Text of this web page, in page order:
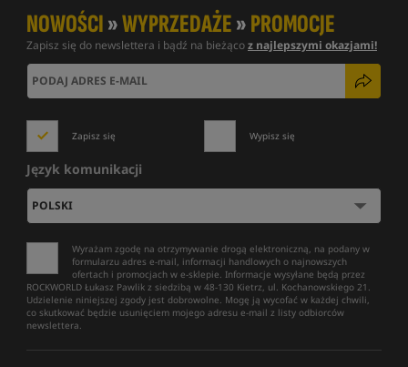
NOWOŚCI»WYPRZEDAŻE»PROMOCJE
Zapisz się do newslettera i bądź na bieżącoz najlepszymi okazjami!
Zapisz się Wypisz się
Język komunikacji
Wyrażam zgodę na otrzymywanie drogą elektroniczną, na podany w
formularzu adres e-mail, informacji handlowych o najnowszych
ofertach i promocjach w e-sklepie. Informacje wysyłane będą przez
ROCKWORLD Łukasz Pawlik z siedzibą w 48-130 Kietrz, ul. Kochanowskiego 21.
Udzielenie niniejszej zgody jest dobrowolne. Mogę ją wycofać w każdej chwili,
co skutkować będzie usunięciem mojego adresu e-mail z listy odbiorców
newslettera.